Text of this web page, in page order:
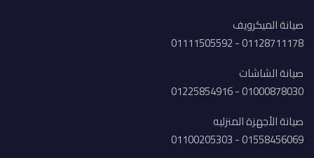
صيانة الميكرويف
01128711178 - 01111505592
صيانة الشاشات
01000878030 - 01225854916
صيانة الأجهزة المنزليه
01558456069 - 01100205303